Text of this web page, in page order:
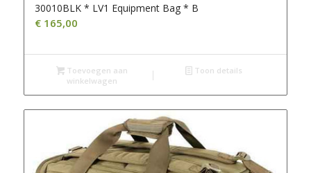
30010BLK * LV1 Equipment Bag * B
€165,00
Toevoegen aan
winkelwagen
Toon details